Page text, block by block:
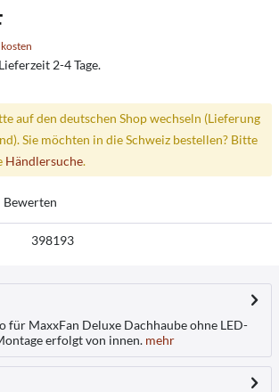
2-4 Tage.
auf den deutschen Shop wechseln (Lieferung
Sie möchten in die Schweiz bestellen? Bitte
Händlersuche.
Bewerten
398193
für MaxxFan Deluxe Dachhaube ohne LED-
erfolgt von innen. mehr